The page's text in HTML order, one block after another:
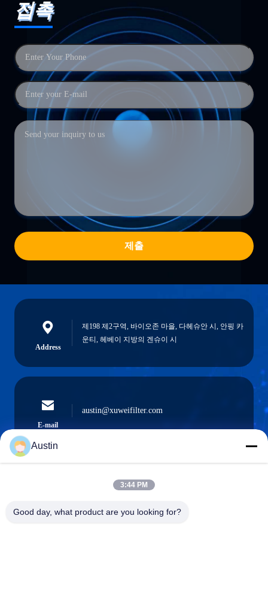
접촉
제출
Address
제198 제2구역, 바이오존 마을, 다헤슈안 시, 안핑 카
운티, 헤베이 지방의 겐슈이 시
E-mail
austin@xuweifilter.com
0086-19133486000
Austin
3:44 PM
Good day, what product are you looking for?